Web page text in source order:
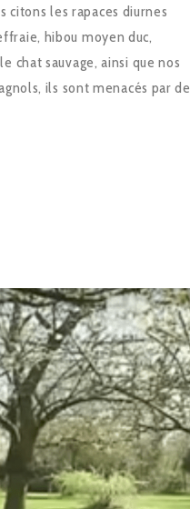
citons les rapaces diurnes
hibou moyen duc,
chat sauvage, ainsi que nos
ils sont menacés par